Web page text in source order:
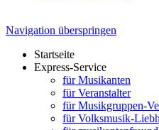
Navigation überspringen
Startseite
Express-Service
für Musikanten
für Veranstalter
für Musikgruppen-
für Volksmusik-